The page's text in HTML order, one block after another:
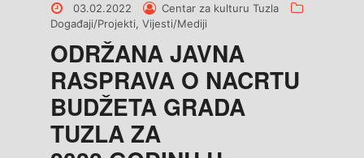
Posted
on
03.02.2022
Posted
by
Centar za kulturu Tuzla
Događaji/Projekti,Vijesti/Mediji
ODRŽANA JAVNA
RASPRAVA O NACRTU
BUDŽETA GRADA
TUZLA ZA